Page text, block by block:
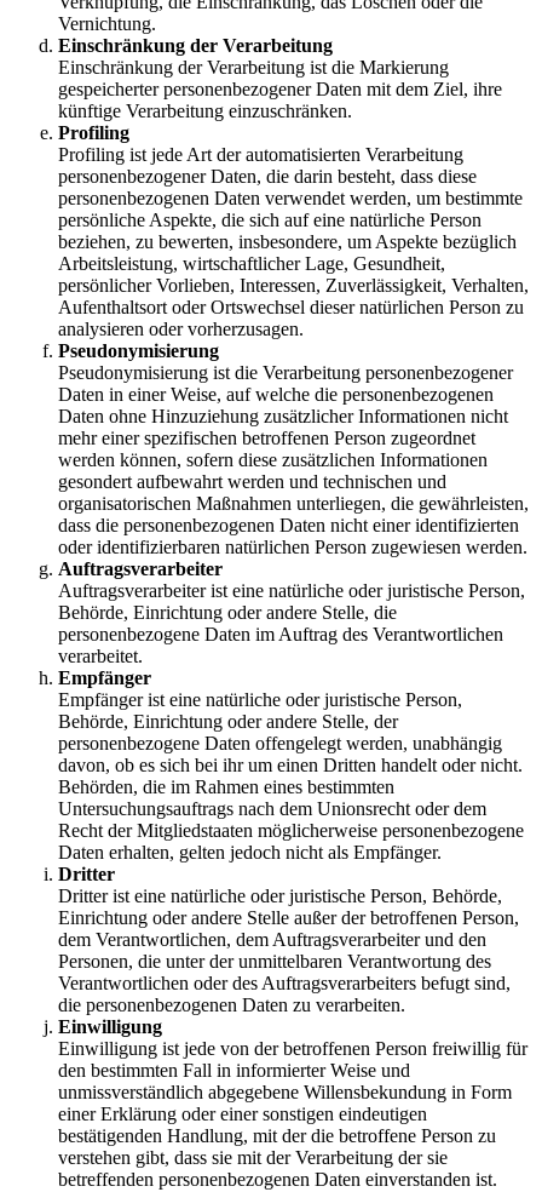
Vernichtung.
Einschränkung der Verarbeitung
Einschränkung der Verarbeitung ist die Markierung
gespeicherter personenbezogener Daten mit dem Ziel, ihre
künftige Verarbeitung einzuschränken.
Profiling
Profiling ist jede Art der automatisierten Verarbeitung
personenbezogener Daten, die darin besteht, dass diese
personenbezogenen Daten verwendet werden, um bestimmte
persönliche Aspekte, die sich auf eine natürliche Person
beziehen, zu bewerten, insbesondere, um Aspekte bezüglich
Arbeitsleistung, wirtschaftlicher Lage, Gesundheit,
persönlicher Vorlieben, Interessen, Zuverlässigkeit, Verhalten,
Aufenthaltsort oder Ortswechsel dieser natürlichen Person zu
analysieren oder vorherzusagen.
Pseudonymisierung
Pseudonymisierung ist die Verarbeitung personenbezogener
Daten in einer Weise, auf welche die personenbezogenen
Daten ohne Hinzuziehung zusätzlicher Informationen nicht
mehr einer spezifischen betroffenen Person zugeordnet
werden können, sofern diese zusätzlichen Informationen
gesondert aufbewahrt werden und technischen und
organisatorischen Maßnahmen unterliegen, die gewährleisten,
dass die personenbezogenen Daten nicht einer identifizierten
oder identifizierbaren natürlichen Person zugewiesen werden.
Auftragsverarbeiter
Auftragsverarbeiter ist eine natürliche oder juristische Person,
Behörde, Einrichtung oder andere Stelle, die
personenbezogene Daten im Auftrag des Verantwortlichen
verarbeitet.
Empfänger
Empfänger ist eine natürliche oder juristische Person,
Behörde, Einrichtung oder andere Stelle, der
personenbezogene Daten offengelegt werden, unabhängig
davon, ob es sich bei ihr um einen Dritten handelt oder nicht.
Behörden, die im Rahmen eines bestimmten
Untersuchungsauftrags nach dem Unionsrecht oder dem
Recht der Mitgliedstaaten möglicherweise personenbezogene
Daten erhalten, gelten jedoch nicht als Empfänger.
Dritter
Dritter ist eine natürliche oder juristische Person, Behörde,
Einrichtung oder andere Stelle außer der betroffenen Person,
dem Verantwortlichen, dem Auftragsverarbeiter und den
Personen, die unter der unmittelbaren Verantwortung des
Verantwortlichen oder des Auftragsverarbeiters befugt sind,
die personenbezogenen Daten zu verarbeiten.
Einwilligung
Einwilligung ist jede von der betroffenen Person freiwillig für
den bestimmten Fall in informierter Weise und
unmissverständlich abgegebene Willensbekundung in Form
einer Erklärung oder einer sonstigen eindeutigen
bestätigenden Handlung, mit der die betroffene Person zu
verstehen gibt, dass sie mit der Verarbeitung der sie
betreffenden personenbezogenen Daten einverstanden ist.